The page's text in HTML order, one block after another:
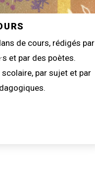
de cours, rédigés par
et par des poètes.
scolaire, par sujet et par